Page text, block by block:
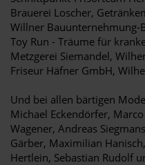
Brauerei Loscher,
Willner Bauunternehmung-
Toy Run - Träume für
Metzgerei Siemandel,
Friseur Häfner GmbH,
Und bei allen bärtigen
Michael Eckendörfer,
Wagener, Andreas
Gärber, Maximilian
Hertlein, Sebastian Rudolf